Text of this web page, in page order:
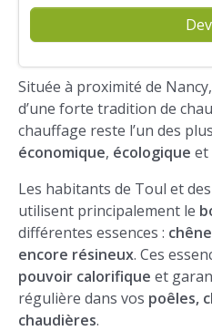
Située à proximité de
d’une forte tradition de
chauffage reste l’un des
économique, écologique et
Les habitants de Toul et
utilisent principalement le
différentes essences :
encore résineux. Ces
pouvoir calorifique et
régulière dans vos poêles,
chaudières.